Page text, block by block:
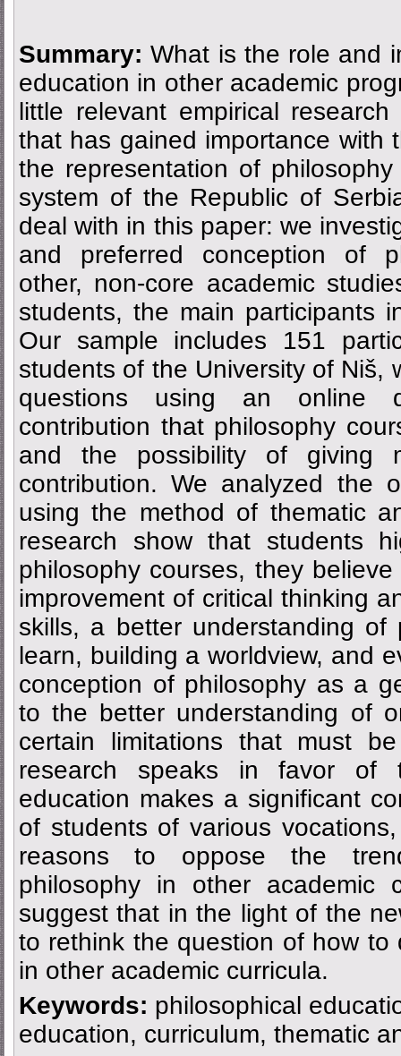
Summary:What is the role and
education in other academic
little relevant empirical
that has gained importance with
the representation of
system of the Republic of
deal with in this paper: we
and preferred conception of
other, non-core academic
students, the main participants
Our sample includes 151
students of the University of Niš,
questions using an online
contribution that philosophy
and the possibility of giving
contribution. We analyzed the
using the method of thematic
research show that students
philosophy courses, they
improvement of critical thinking
skills, a better understanding of
learn, building a worldview, and
conception of philosophy as a
to the better understanding of
certain limitations that must
research speaks in favor of
education makes a significant
of students of various
reasons to oppose the
philosophy in other academic
suggest that in the light of the
to rethink the question of how to
in other academic curricula.
Keywords: philosophical
education, curriculum, thematic